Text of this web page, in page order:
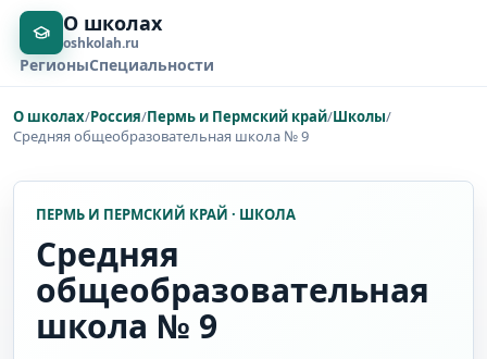
О школах
oshkolah.ru
РегионыСпециальности
О школах/Россия/Пермь и Пермский край/Школы/
Cредняя общеобразовательная школа № 9
ПЕРМЬ И ПЕРМСКИЙ КРАЙ · ШКОЛА
Cредняя
общеобразовательная
школа № 9